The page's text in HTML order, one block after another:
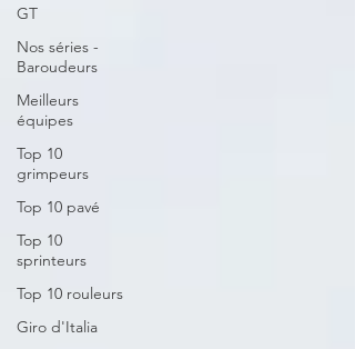
GT
Nos séries -
Baroudeurs
Meilleurs
équipes
Top 10
grimpeurs
Top 10 pavé
Top 10
sprinteurs
Top 10 rouleurs
Giro d'Italia